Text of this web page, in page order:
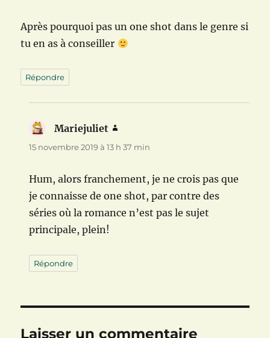
Après pourquoi pas un one shot dans le genre si
tu en as à conseiller
Répondre
Mariejuliet
15 novembre 2019 à 13 h 37 min
Hum, alors franchement, je ne crois pas que
je connaisse de one shot, par contre des
séries où la romance n’est pas le sujet
principale, plein!
Répondre
Laisser un commentaire